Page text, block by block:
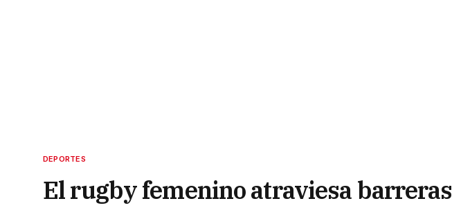
DEPORTES
El rugby femenino atraviesa barreras